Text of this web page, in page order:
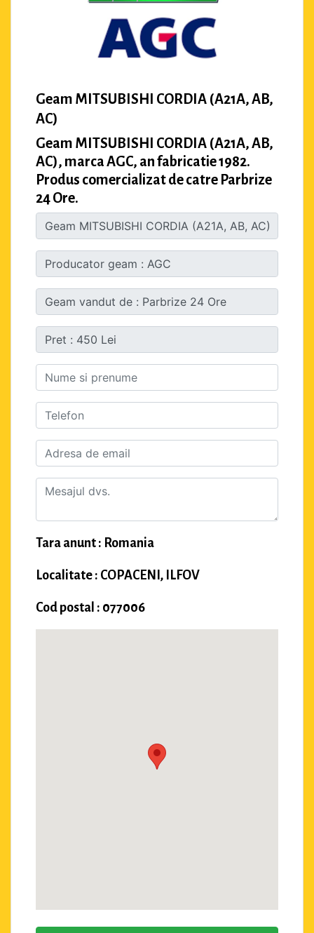
Geam MITSUBISHI CORDIA (A21A, AB,
AC)
Geam MITSUBISHI CORDIA (A21A, AB,
AC), marca AGC, an fabricatie 1982.
Produs comercializat de catre Parbrize
24 Ore.
Tara anunt : Romania
Localitate : COPACENI, ILFOV
Cod postal : 077006